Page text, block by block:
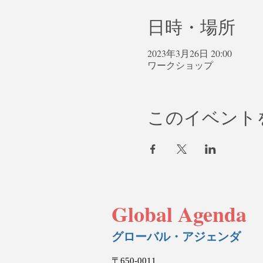
日時・場所
2023年3月26日 20:00
ワークショップ
このイベント
Global Agenda
グローバル・アジェンダ
〒650-0011